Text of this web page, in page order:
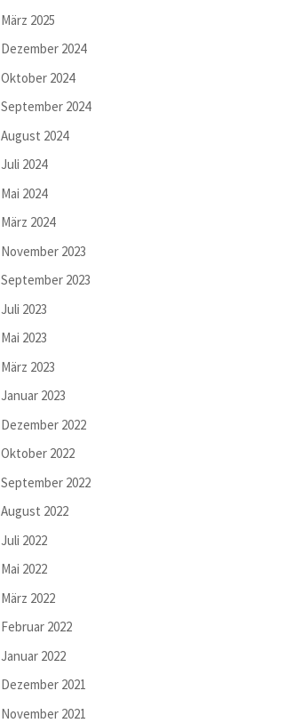
März 2025
Dezember 2024
Oktober 2024
September 2024
August 2024
Juli 2024
Mai 2024
März 2024
November 2023
September 2023
Juli 2023
Mai 2023
März 2023
Januar 2023
Dezember 2022
Oktober 2022
September 2022
August 2022
Juli 2022
Mai 2022
März 2022
Februar 2022
Januar 2022
Dezember 2021
November 2021